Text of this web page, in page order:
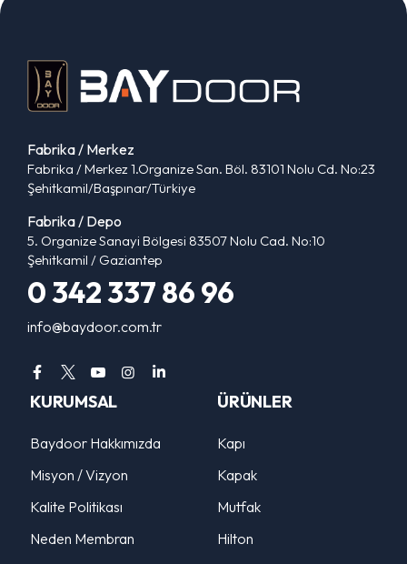
Fabrika / Merkez
Fabrika / Merkez 1.Organize San. Böl. 83101 Nolu Cd. No:23
Şehitkamil/Başpınar/Türkiye
Fabrika / Depo
5. Organize Sanayi Bölgesi 83507 Nolu Cad. No:10
Şehitkamil / Gaziantep
0 342 337 86 96
info@baydoor.com.tr
KURUMSAL
Baydoor Hakkımızda
Misyon / Vizyon
Kalite Politikası
Neden Membran
ÜRÜNLER
Kapı
Kapak
Mutfak
Hilton